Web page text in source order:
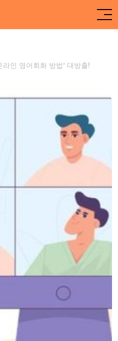
인 영어회화 방법’ 대방출!